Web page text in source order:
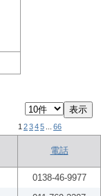
1 2345 66
電話
0138-46-9977